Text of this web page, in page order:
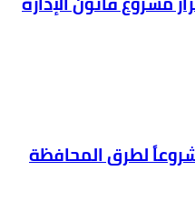
المفرق” تنفذ 23 مشروعاً لطرق المحافظة